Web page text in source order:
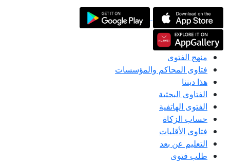
منهج الفتوى
فتاوى المحاكم والمؤسسات
هذا ديننا
الفتاوى البحثية
الفتوى الهاتفية
حساب الزكاة
فتاوى الأقليات
التعليم عن بعد
طلب فتوى